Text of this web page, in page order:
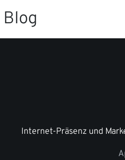
Internet-Präsenz und